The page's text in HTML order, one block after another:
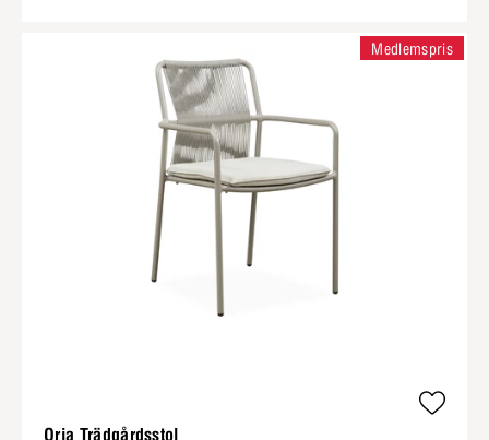
Oria Trädgårdsstol
Medlemspris